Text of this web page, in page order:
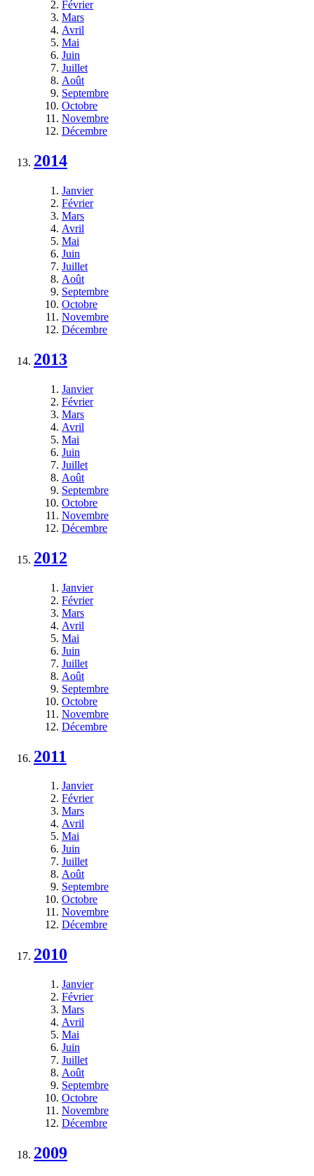
Février
Mars
Avril
Mai
Juin
Juillet
Août
Septembre
Octobre
Novembre
Décembre
2014
Janvier
Février
Mars
Avril
Mai
Juin
Juillet
Août
Septembre
Octobre
Novembre
Décembre
2013
Janvier
Février
Mars
Avril
Mai
Juin
Juillet
Août
Septembre
Octobre
Novembre
Décembre
2012
Janvier
Février
Mars
Avril
Mai
Juin
Juillet
Août
Septembre
Octobre
Novembre
Décembre
2011
Janvier
Février
Mars
Avril
Mai
Juin
Juillet
Août
Septembre
Octobre
Novembre
Décembre
2010
Janvier
Février
Mars
Avril
Mai
Juin
Juillet
Août
Septembre
Octobre
Novembre
Décembre
2009